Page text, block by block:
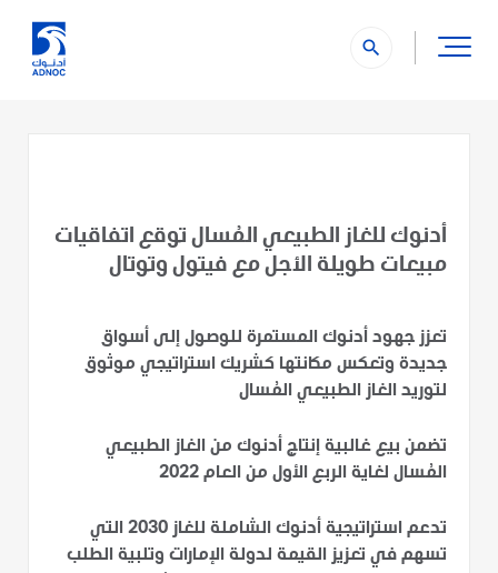
search
أدنوك للغاز الطبيعي المُسال توقع اتفاقيات
مبيعات طويلة الأجل مع فيتول وتوتال
تعزز جهود أدنوك المستمرة للوصول إلى أسواق
جديدة وتعكس مكانتها كشريك استراتيجي موثوق
لتوريد الغاز الطبيعي المُسال
تضمن بيع غالبية إنتاج أدنوك من الغاز الطبيعي
المُسال لغاية الربع الأول من العام 2022
تدعم استراتيجية أدنوك الشاملة للغاز 2030 التي
تسهم في تعزيز القيمة لدولة الإمارات وتلبية الطلب